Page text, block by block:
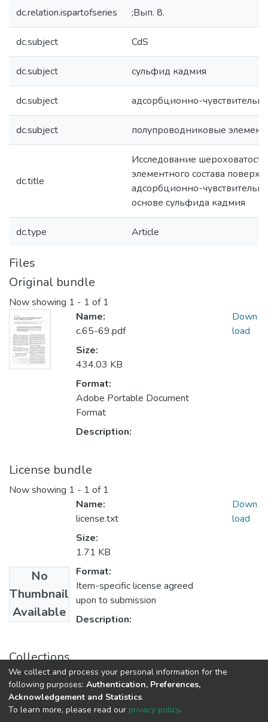
dc.relation.ispartofseries ;Вып. 8.
dc.subject CdS
dc.subject сульфид кадмия
dc.subject адсорбционно-
dc.subject полупроводниковые
dc.title
Исследование
элементного состава
адсорбционно-
основе сульфида кадмия
dc.type Article
Files
Original bundle
Now showing 1 - 1 of 1
Name:
с.65-69.pdf
Size:
434.03 KB
Format:
Adobe Portable Document
Format
Description:
Down
load
License bundle
Now showing 1 - 1 of 1
No
Thumbnail
Available
Name:
license.txt
Size:
1.71 KB
Format:
Item-specific license agreed
upon to submission
Description:
Down
load
Collections
Photoelectronics
DSpace software copyright © 2009-2026
We collect and process your personal information for the
following purposes: Authentication, Preferences,
Acknowledgement and Statistics.
To learn more, please read our privacy policy.